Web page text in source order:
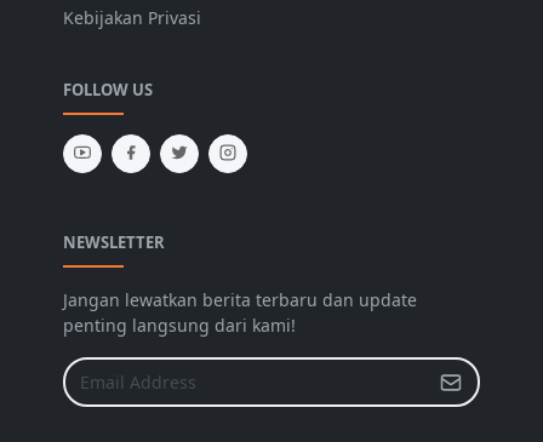
Kebijakan Privasi
FOLLOW US
NEWSLETTER
Jangan lewatkan berita terbaru dan update
penting langsung dari kami!